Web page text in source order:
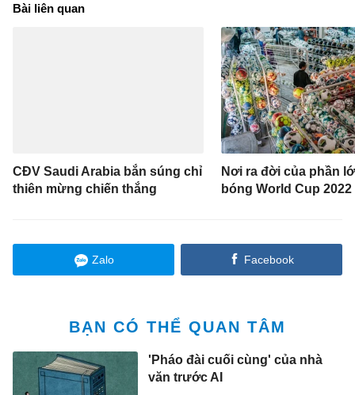
Bài liên quan
CĐV Saudi Arabia bắn súng chỉ
thiên mừng chiến thắng
Nơi ra đời của phần
bóng World Cup 2022
Zalo Facebook
BẠN CÓ THỂ QUAN TÂM
'Pháo đài cuối cùng' của nhà
văn trước AI